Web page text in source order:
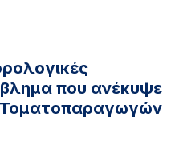
που ανέκυψε
Τοματοπαραγωγών